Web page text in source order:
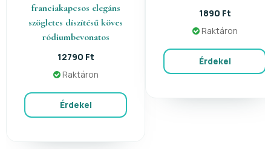
franciakapcsos elegáns
szögletes díszítésű köves
ródiumbevonatos
12790 Ft
Raktáron
Érdekel
1890 Ft
Raktáron
Érdekel